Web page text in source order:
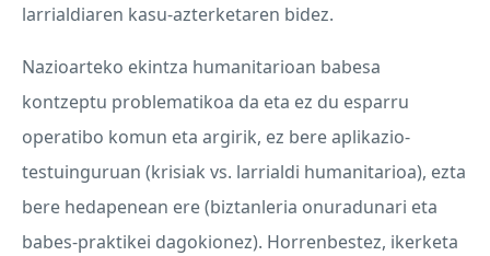
larrialdiaren kasu-azterketaren bidez.
Nazioarteko ekintza humanitarioan babesa
kontzeptu problematikoa da eta ez du esparru
operatibo komun eta argirik, ez bere aplikazio-
testuinguruan (krisiak vs. larrialdi humanitarioa), ezta
bere hedapenean ere (biztanleria onuradunari eta
babes-praktikei dagokionez). Horrenbestez, ikerketa